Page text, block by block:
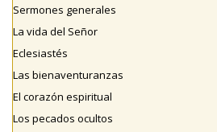
Sermones generales
La vida del Señor
Eclesiastés
Las bienaventuranzas
El corazón espiritual
Los pecados ocultos